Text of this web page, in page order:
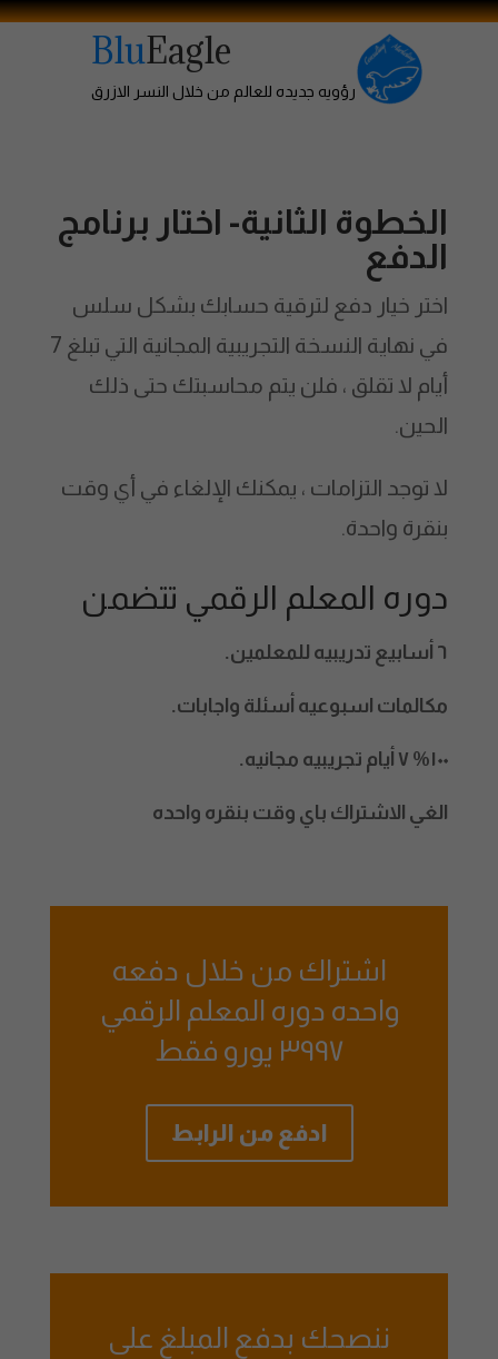
BluEagle
رؤويه جديده للعالم من خلال النسر الازرق
الخطوة الثانية- اختار برنامج
الدفع
اختر خيار دفع لترقية حسابك بشكل سلس
في نهاية النسخة التجريبية المجانية التي تبلغ 7
أيام لا تقلق ، فلن يتم محاسبتك حتى ذلك
الحين.
لا توجد التزامات ، يمكنك الإلغاء في أي وقت
بنقرة واحدة.
دوره المعلم الرقمي تتضمن
٦ أسابيع تدريبيه للمعلمين.
مكالمات اسبوعيه أسئلة واجابات.
١٠٠% ٧ أيام تجريبيه مجانيه.
الغي الاشتراك باي وقت بنقره واحده
اشتراك من خلال دفعه
واحده دوره المعلم الرقمي
٣٩٩٧ يورو فقط
ادفع من الرابط
ننصحك بدفع المبلغ على